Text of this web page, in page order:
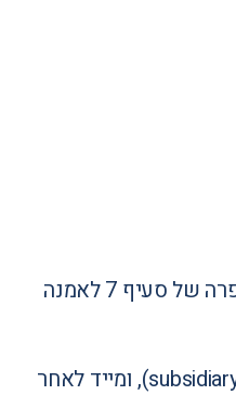
ועדת זכויות האדם של האו"ם קבעה שגירושה של מבקשת מקלט סומלית מדנמרק לאיטליה תהווה הפרה של סעיף 7 לאמנה
המבקשת, אישה סומלית ואם לשלושה ילדים, נמצאה זכאית באיטליה ל"הגנה משלימה" (subsidiary protection), ומייד לאחר